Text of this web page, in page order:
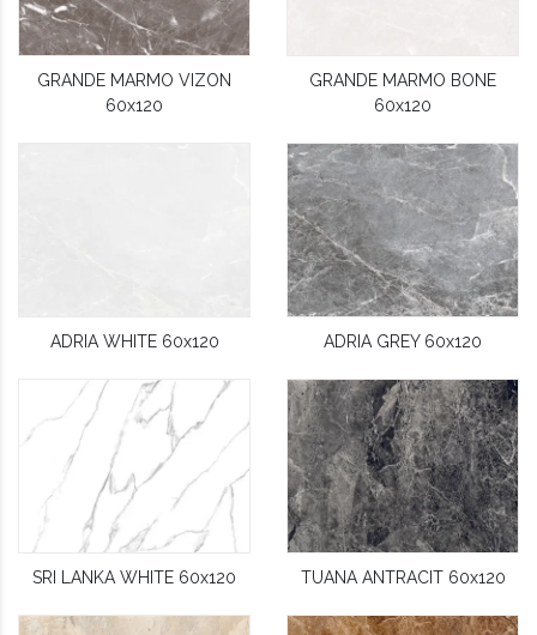
GRANDE MARMO VIZON
60x120
GRANDE MARMO BONE
60x120
ADRIA WHITE 60x120 ADRIA GREY 60x120
SRI LANKA WHITE 60x120 TUANA ANTRACIT 60x120